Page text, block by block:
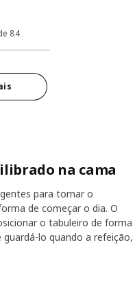
84
na cama
para tornar o
de começar o dia. O
o tabuleiro de forma
lo quando a refeição,